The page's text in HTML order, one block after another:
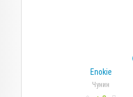
Enokie
Чунин